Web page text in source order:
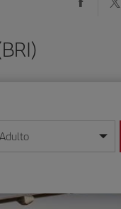
día/mes/año
Adulto